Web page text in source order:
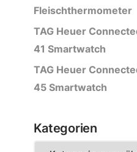
Fleischthermometer
TAG Heuer
41 Smartwatch
TAG Heuer
45 Smartwatch
Kategorien